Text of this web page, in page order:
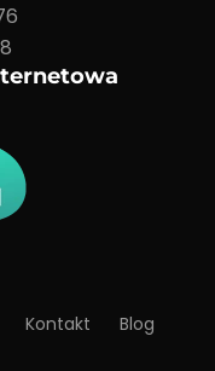
Kontakt Blog